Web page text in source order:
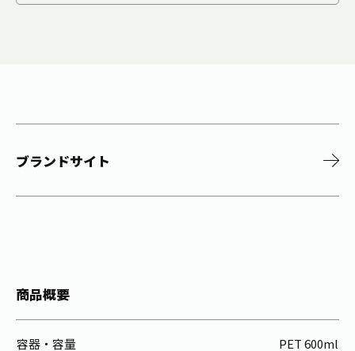
ブランドサイト
商品概要
容器・容量 PET 600ml